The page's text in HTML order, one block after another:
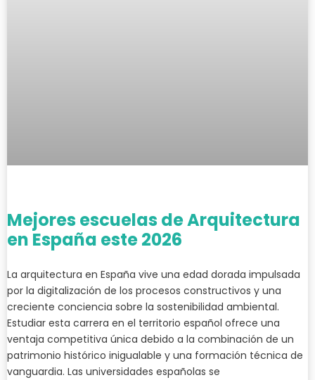
Mejores escuelas de Arquitectura
en España este 2026
La arquitectura en España vive una edad dorada impulsada
por la digitalización de los procesos constructivos y una
creciente conciencia sobre la sostenibilidad ambiental.
Estudiar esta carrera en el territorio español ofrece una
ventaja competitiva única debido a la combinación de un
patrimonio histórico inigualable y una formación técnica de
vanguardia. Las universidades españolas se